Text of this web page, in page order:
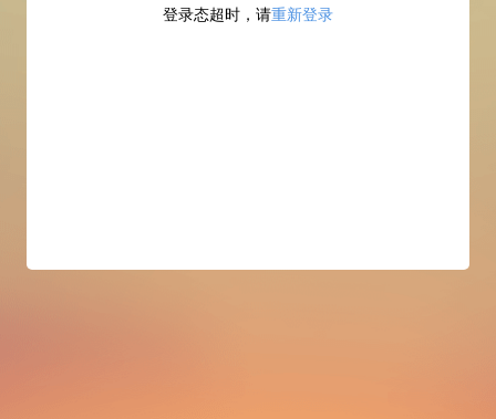
登录态超时，请重新登录